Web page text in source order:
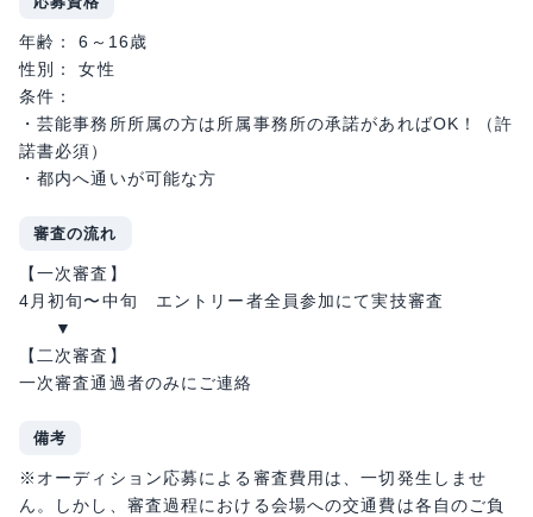
年齢： 6～16歳
性別： 女性
条件：
・芸能事務所所属の方は所属事務所の承諾があればOK！（許
諾書必須）
・都内へ通いが可能な方
審査の流れ
【一次審査】
4月初旬〜中旬 エントリー者全員参加にて実技審査
▼
【二次審査】
一次審査通過者のみにご連絡
備考
※オーディション応募による審査費用は、一切発生しませ
ん。しかし、審査過程における会場への交通費は各自のご負